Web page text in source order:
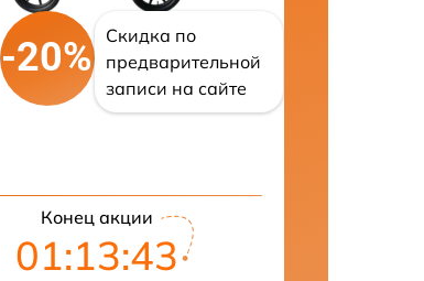
-20%
Скидка по
предварительной
записи на сайте
Конец акции
01:13:42